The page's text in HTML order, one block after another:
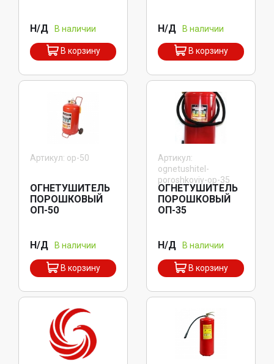
Н/Д В наличии
В корзину
Н/Д В наличии
В корзину
Артикул: op-50
ОГНЕТУШИТЕЛЬ
ПОРОШКОВЫЙ
ОП-50
Н/Д В наличии
В корзину
Артикул:
ognetushitel-
poroshkoviy-op-35
ОГНЕТУШИТЕЛЬ
ПОРОШКОВЫЙ
ОП-35
Н/Д В наличии
В корзину